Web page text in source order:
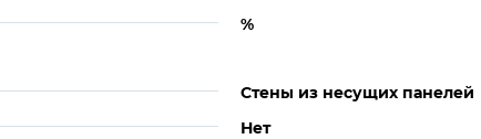
%
Стены из несущих панелей
Нет